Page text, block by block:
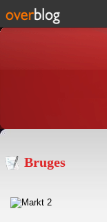
Bruges